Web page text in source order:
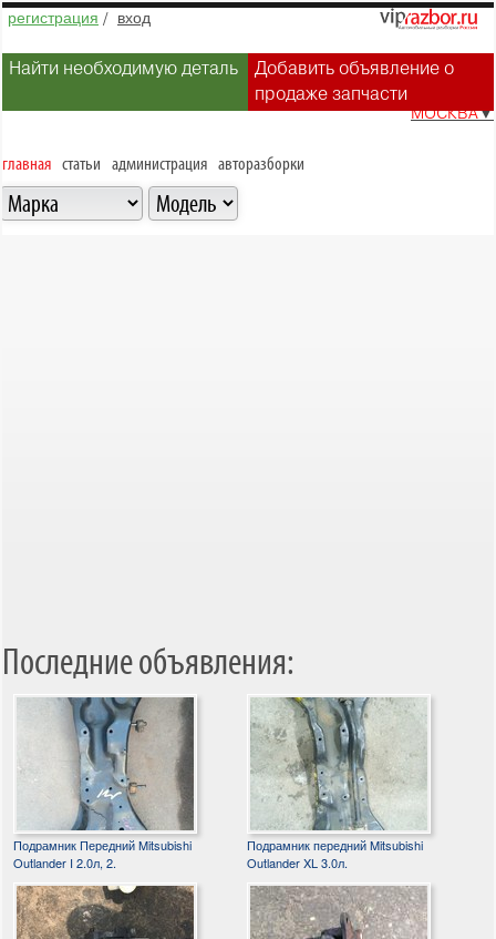
регистрация / вход
Найти необходимую деталь
Добавить объявление о
продаже запчасти
МОСКВА▼
главная статьи администрация авторазборки
Последние объявления:
Подрамник Передний Mitsubishi
Outlander I 2.0л, 2.
Подрамник передний Mitsubishi
Outlander XL 3.0л.